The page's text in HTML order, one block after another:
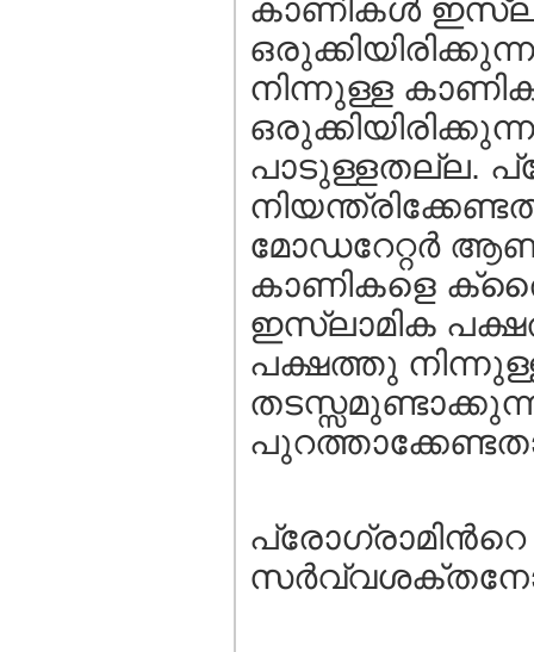
കാണികള്‍
നിന്നുള്ള
പാടുള്ളതല്ല.
മോഡറേറ്റര്‍
കാണികളെ
ഇസ്ലാമിക
പക്ഷത്തു
പ്രോഗ്രാമിന്‍റെ